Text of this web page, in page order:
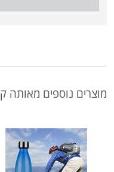
מוצרים נוספים מאותה